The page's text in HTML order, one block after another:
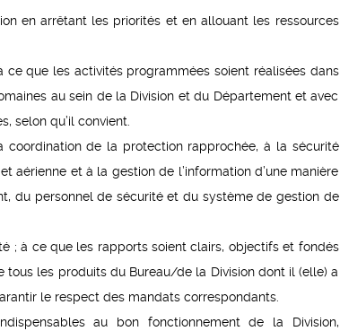
en arrêtant les priorités et en allouant les ressources
que les activités programmées soient réalisées dans
au sein de la Division et du Département et avec
selon qu’il convient.
de la protection rapprochée, à la sécurité
aérienne et à la gestion de l’information d’une manière
du personnel de sécurité et du système de gestion de
; à ce que les rapports soient clairs, objectifs et fondés
tous les produits du Bureau/de la Division dont il (elle) a
le respect des mandats correspondants.
au bon fonctionnement de la Division,